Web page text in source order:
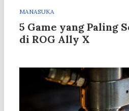
MANASUKA
5 Game yang Paling
di ROG Ally X